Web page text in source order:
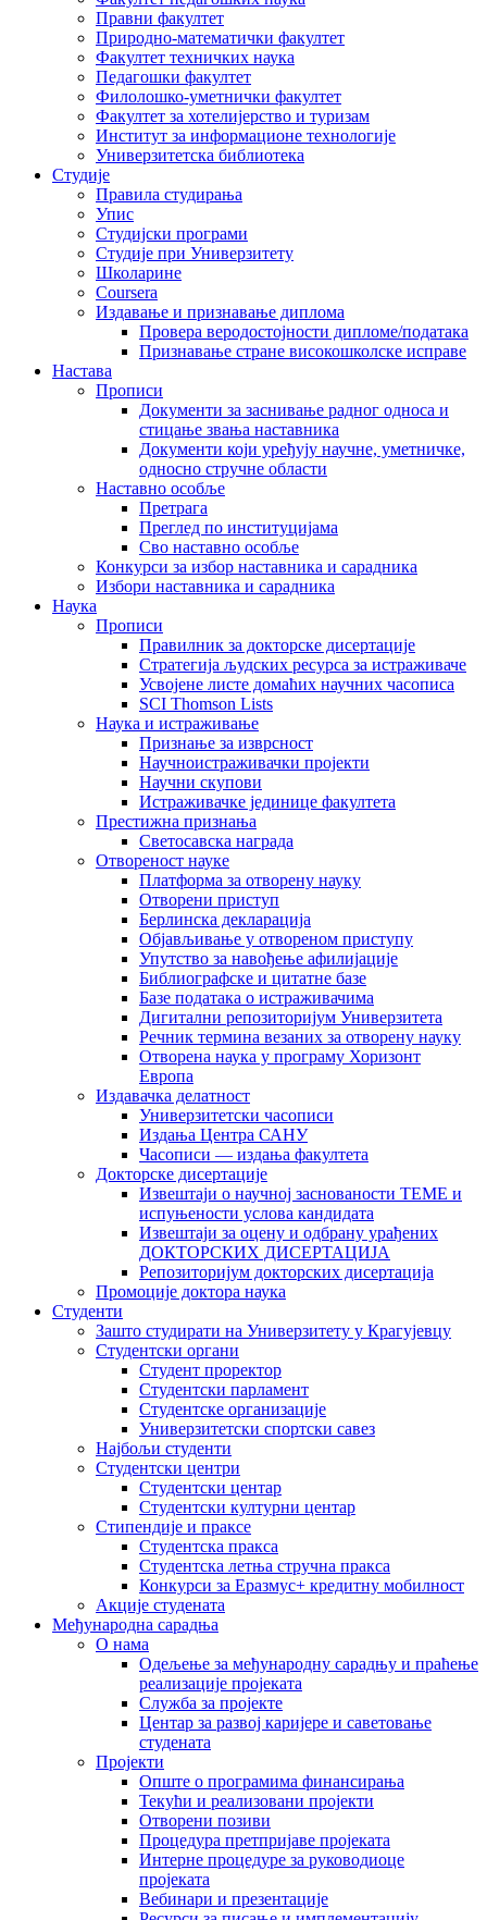
Правни факултет
Природно-математички факултет
Факултет техничких наука
Педагошки факултет
Филолошко-уметнички факултет
Факултет за хотелијерство и туризам
Институт за информационе технологије
Универзитетска библиотека
Студије
Правила студирања
Упис
Студијски програми
Студије при Универзитету
Школарине
Coursera
Издавање и признавање диплома
Провера веродостојности дипломе/података
Признавање стране високошколске исправе
Настава
Прописи
Документи за заснивање радног односа и
стицање звања наставника
Документи који уређују научне, уметничке,
односно стручне области
Наставно особље
Претрага
Преглед по институцијама
Сво наставно особље
Конкурси за избор наставника и сарадника
Избори наставника и сарадника
Наука
Прописи
Правилник за докторске дисертације
Стратегија људских ресурса за истраживаче
Усвојене листе домаћих научних часописа
SCI Thomson Lists
Наука и истраживање
Признање за изврсност
Научноистраживачки пројекти
Научни скупови
Истраживачке јединице факултета
Престижна признања
Светосавска награда
Отвореност науке
Платформа за отворену науку
Отворени приступ
Берлинска декларација
Објављивање у отвореном приступу
Упутство за навођење афилијације
Библиографске и цитатне базе
Базе података о истраживачима
Дигитални репозиторијум Универзитета
Рeчник термина везаних за отворену науку
Отворена наука у програму Хоризонт
Европа
Издавачка делатност
Универзитетски часописи
Издања Центра САНУ
Часописи — издања факултета
Докторске дисертације
Извештаји о научној заснованости ТЕМЕ и
испуњености услова кандидата
Извештаји за оцену и одбрану урађених
ДОКТОРСКИХ ДИСЕРТАЦИЈА
Репозиторијум докторских дисертација
Промоције доктора наука
Студенти
Зашто студирати на Универзитету у Крагујевцу
Студентски органи
Студент проректор
Студентски парламент
Студентске организације
Универзитетски спортски савез
Најбољи студенти
Студентски центри
Студентски центар
Студентски културни центар
Стипендије и праксе
Студентска пракса
Студентска летња стручна пракса
Конкурси за Еразмус+ кредитну мобилност
Акције студената
Међународна сарадња
О нама
Одељење за међународну сарадњу и праћење
реализације пројеката
Служба за пројекте
Центар за развој каријере и саветовање
студената
Пројекти
Опште о програмима финансирања
Текући и реализовани пројекти
Отворени позиви
Процедура претпријаве пројеката
Интерне процедуре за руководиоце
пројеката
Вебинари и презентације